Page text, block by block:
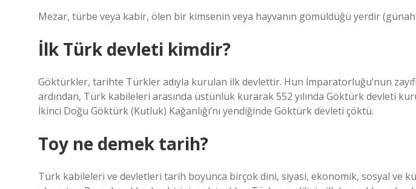
Mezar, türbe veya kabir, ölen bir kimsenin veya hayvanın gömüldüğü yerdir
İlk Türk devleti kimdir?
Göktürkler, tarihte Türkler adıyla kurulan ilk devlettir. Hun İmparatorluğu’nun
ardından, Türk kabileleri arasında üstünlük kurarak 552 yılında Göktürk devleti
İkinci Doğu Göktürk (Kutluk) Kağanlığı’nı yendiğinde Göktürk devleti çöktü.
Toy ne demek tarih?
Türk kabileleri ve devletleri tarih boyunca birçok dini, siyasi, ekonomik, sosyal ve